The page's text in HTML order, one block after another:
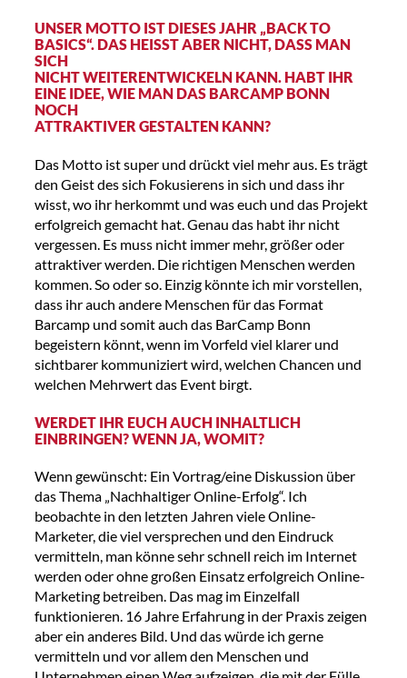
UNSER MOTTO IST DIESES JAHR „BACK TO
BASICS“. DAS HEISST ABER NICHT, DASS MAN S
ICH
NICHT WEITERENTWICKELN KANN. HABT IHR
EINE IDEE, WIE MAN DAS BARCAMP BONN
NOCH
ATTRAKTIVER GESTALTEN KANN?
Das Motto ist super und drückt viel mehr aus. Es trägt
den Geist des sich Fokusierens in sich und dass ihr
wisst, wo ihr herkommt und was euch und das Projekt
erfolgreich gemacht hat. Genau das habt ihr nicht
vergessen. Es muss nicht immer mehr, größer oder
attraktiver werden. Die richtigen Menschen werden
kommen. So oder so. Einzig könnte ich mir vorstellen,
dass ihr auch andere Menschen für das Format
Barcamp und somit auch das BarCamp Bonn
begeistern könnt, wenn im Vorfeld viel klarer und
sichtbarer kommuniziert wird, welchen Chancen und
welchen Mehrwert das Event birgt.
WERDET IHR EUCH AUCH INHALTLICH
EINBRINGEN? WENN JA, WOMIT?
Wenn gewünscht: Ein Vortrag/eine Diskussion über
das Thema „Nachhaltiger Online-Erfolg“. Ich
beobachte in den letzten Jahren viele Online-
Marketer, die viel versprechen und den Eindruck
vermitteln, man könne sehr schnell reich im Internet
werden oder ohne großen Einsatz erfolgreich Online-
Marketing betreiben. Das mag im Einzelfall
funktionieren. 16 Jahre Erfahrung in der Praxis zeigen
aber ein anderes Bild. Und das würde ich gerne
vermitteln und vor allem den Menschen und